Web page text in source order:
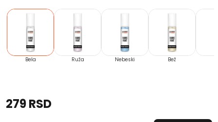
Bela Ruža Nebeski Bež
279 RSD